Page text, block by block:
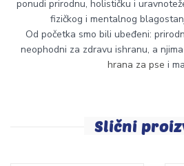
ponudi prirodnu, holističku i
fizičkog i mentalnog
Od početka smo bili ubeđeni:
neophodni za zdravu ishranu, a
hrana za pse i
Slični